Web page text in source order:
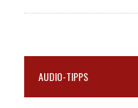
AUDIO-TIPPS